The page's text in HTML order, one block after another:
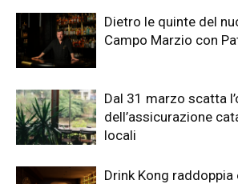
Dietro le quinte del
Campo Marzio con
Dal 31 marzo scatta
dell’assicurazione
locali
Drink Kong